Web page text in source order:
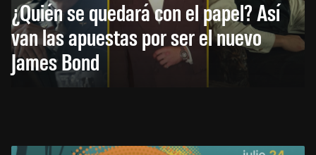
¿Quién se quedará con el papel? Así
van las apuestas por ser el nuevo
James Bond